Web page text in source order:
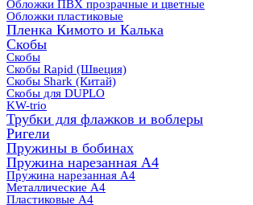
Обложки ПВХ прозрачные и цветные
Обложки пластиковые
Пленка Кимото и Калька
Скобы
Скобы
Скобы Rapid (Швеция)
Скобы Shark (Китай)
Скобы для DUPLO
KW-trio
Трубки для флажков и воблеры
Ригели
Пружины в бобинах
Пружина нарезанная А4
Пружина нарезанная А4
Металлические А4
Пластиковые А4